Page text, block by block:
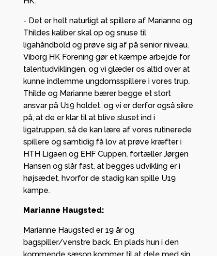
- Det er helt naturligt at spillere af Marianne og
Thildes kaliber skal op og snuse til
ligahåndbold og prøve sig af på senior niveau.
Viborg HK Forening gør et kæmpe arbejde for
talentudviklingen, og vi glæder os altid over at
kunne indlemme ungdomsspillere i vores trup.
Thilde og Marianne bærer begge et stort
ansvar på U19 holdet, og vi er derfor også sikre
på, at de er klar til at blive sluset ind i
ligatruppen, så de kan lære af vores rutinerede
spillere og samtidig få lov at prøve kræfter i
HTH Ligaen og EHF Cuppen, fortæller Jørgen
Hansen og slår fast, at begges udvikling er i
højsædet, hvorfor de stadig kan spille U19
kampe.
Marianne Haugsted:
Marianne Haugsted er 19 år og
bagspiller/venstre back. En plads hun i den